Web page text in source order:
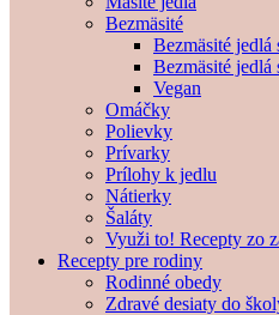
Bezmäsité
Bezmäsité jedlá
Bezmäsité jedlá
Vegan
Omáčky
Polievky
Prívarky
Prílohy k jedlu
Nátierky
Šaláty
Využi to! Recepty zo
Recepty pre rodiny
Rodinné obedy
Zdravé desiaty do